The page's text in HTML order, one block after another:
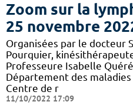
Zoom sur la
25 novembre
Organisées par le docteur
Pourquier,
Professeure Isabelle
Département des
Centre de r
11/10/2022 17:09